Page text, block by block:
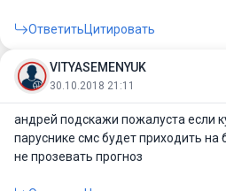
ОтветитьЦитировать
VITYASEMENYUK
30.10.2018 21:11
андрей подскажи пожалуста если
паруснике смс будет приходить на
не прозевать прогноз